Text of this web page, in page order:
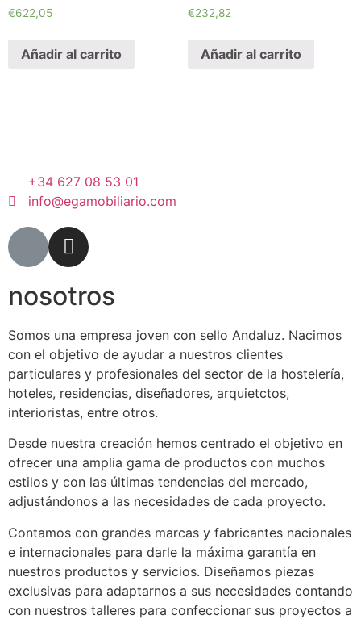
€622,05
Añadir al carrito
€232,82
Añadir al carrito
+34 627 08 53 01
info@egamobiliario.com
nosotros
Somos una empresa joven con sello Andaluz. Nacimos
con el objetivo de ayudar a nuestros clientes
particulares y profesionales del sector de la hostelería,
hoteles, residencias, diseñadores, arquietctos,
interioristas, entre otros.
Desde nuestra creación hemos centrado el objetivo en
ofrecer una amplia gama de productos con muchos
estilos y con las últimas tendencias del mercado,
adjustándonos a las necesidades de cada proyecto.
Contamos con grandes marcas y fabricantes nacionales
e internacionales para darle la máxima garantía en
nuestros productos y servicios. Diseñamos piezas
exclusivas para adaptarnos a sus necesidades contando
con nuestros talleres para confeccionar sus proyectos a